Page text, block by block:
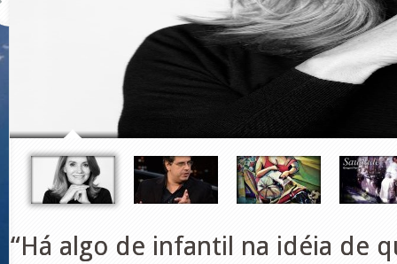
“Há algo de infantil na idéia de